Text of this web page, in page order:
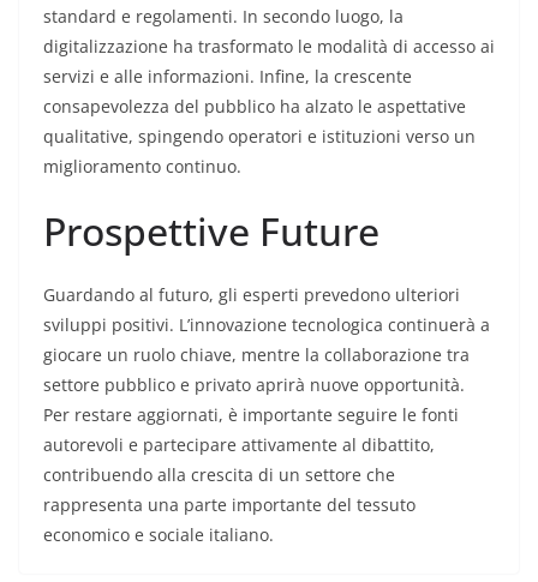
standard e regolamenti. In secondo luogo, la
digitalizzazione ha trasformato le modalità di accesso ai
servizi e alle informazioni. Infine, la crescente
consapevolezza del pubblico ha alzato le aspettative
qualitative, spingendo operatori e istituzioni verso un
miglioramento continuo.
Prospettive Future
Guardando al futuro, gli esperti prevedono ulteriori
sviluppi positivi. L’innovazione tecnologica continuerà a
giocare un ruolo chiave, mentre la collaborazione tra
settore pubblico e privato aprirà nuove opportunità.
Per restare aggiornati, è importante seguire le fonti
autorevoli e partecipare attivamente al dibattito,
contribuendo alla crescita di un settore che
rappresenta una parte importante del tessuto
economico e sociale italiano.